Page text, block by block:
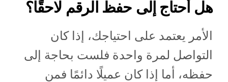
هل أحتاج إلى حفظ الرقم لاحقًا؟
الأمر يعتمد على احتياجك، إذا كان
التواصل لمرة واحدة فلست بحاجة إلى
حفظه، أما إذا كان عميلًا دائمًا فمن